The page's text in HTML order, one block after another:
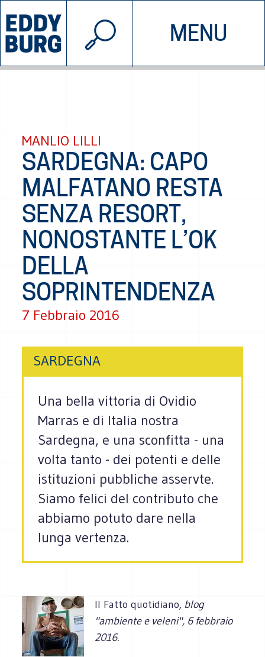
MENU
INIZIATIVE CHI SIAMO
© 2026 EDDYBURG
MANLIO LILLI
SARDEGNA: CAPO
MALFATANO RESTA
SENZA RESORT,
NONOSTANTE L’OK
DELLA
SOPRINTENDENZA
7 Febbraio 2016
SARDEGNA
Una bella vittoria di Ovidio
Marras e di Italia nostra
Sardegna, e una sconfitta - una
volta tanto - dei potenti e delle
istituzioni pubbliche asservte.
Siamo felici del contributo che
abbiamo potuto dare nella
lunga vertenza.
Il Fatto quotidiano, blog
"ambiente e veleni", 6 febbraio
2016.